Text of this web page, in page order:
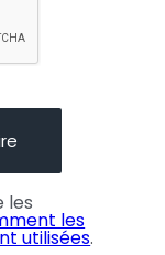
les
les
utilisées.